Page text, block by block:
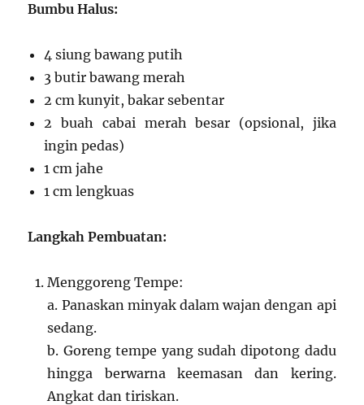
Bumbu Halus:
4 siung bawang putih
3 butir bawang merah
2 cm kunyit, bakar sebentar
2 buah cabai merah besar (opsional, jika
ingin pedas)
1 cm jahe
1 cm lengkuas
Langkah Pembuatan:
Menggoreng Tempe:
a. Panaskan minyak dalam wajan dengan api
sedang.
b. Goreng tempe yang sudah dipotong dadu
hingga berwarna keemasan dan kering.
Angkat dan tiriskan.